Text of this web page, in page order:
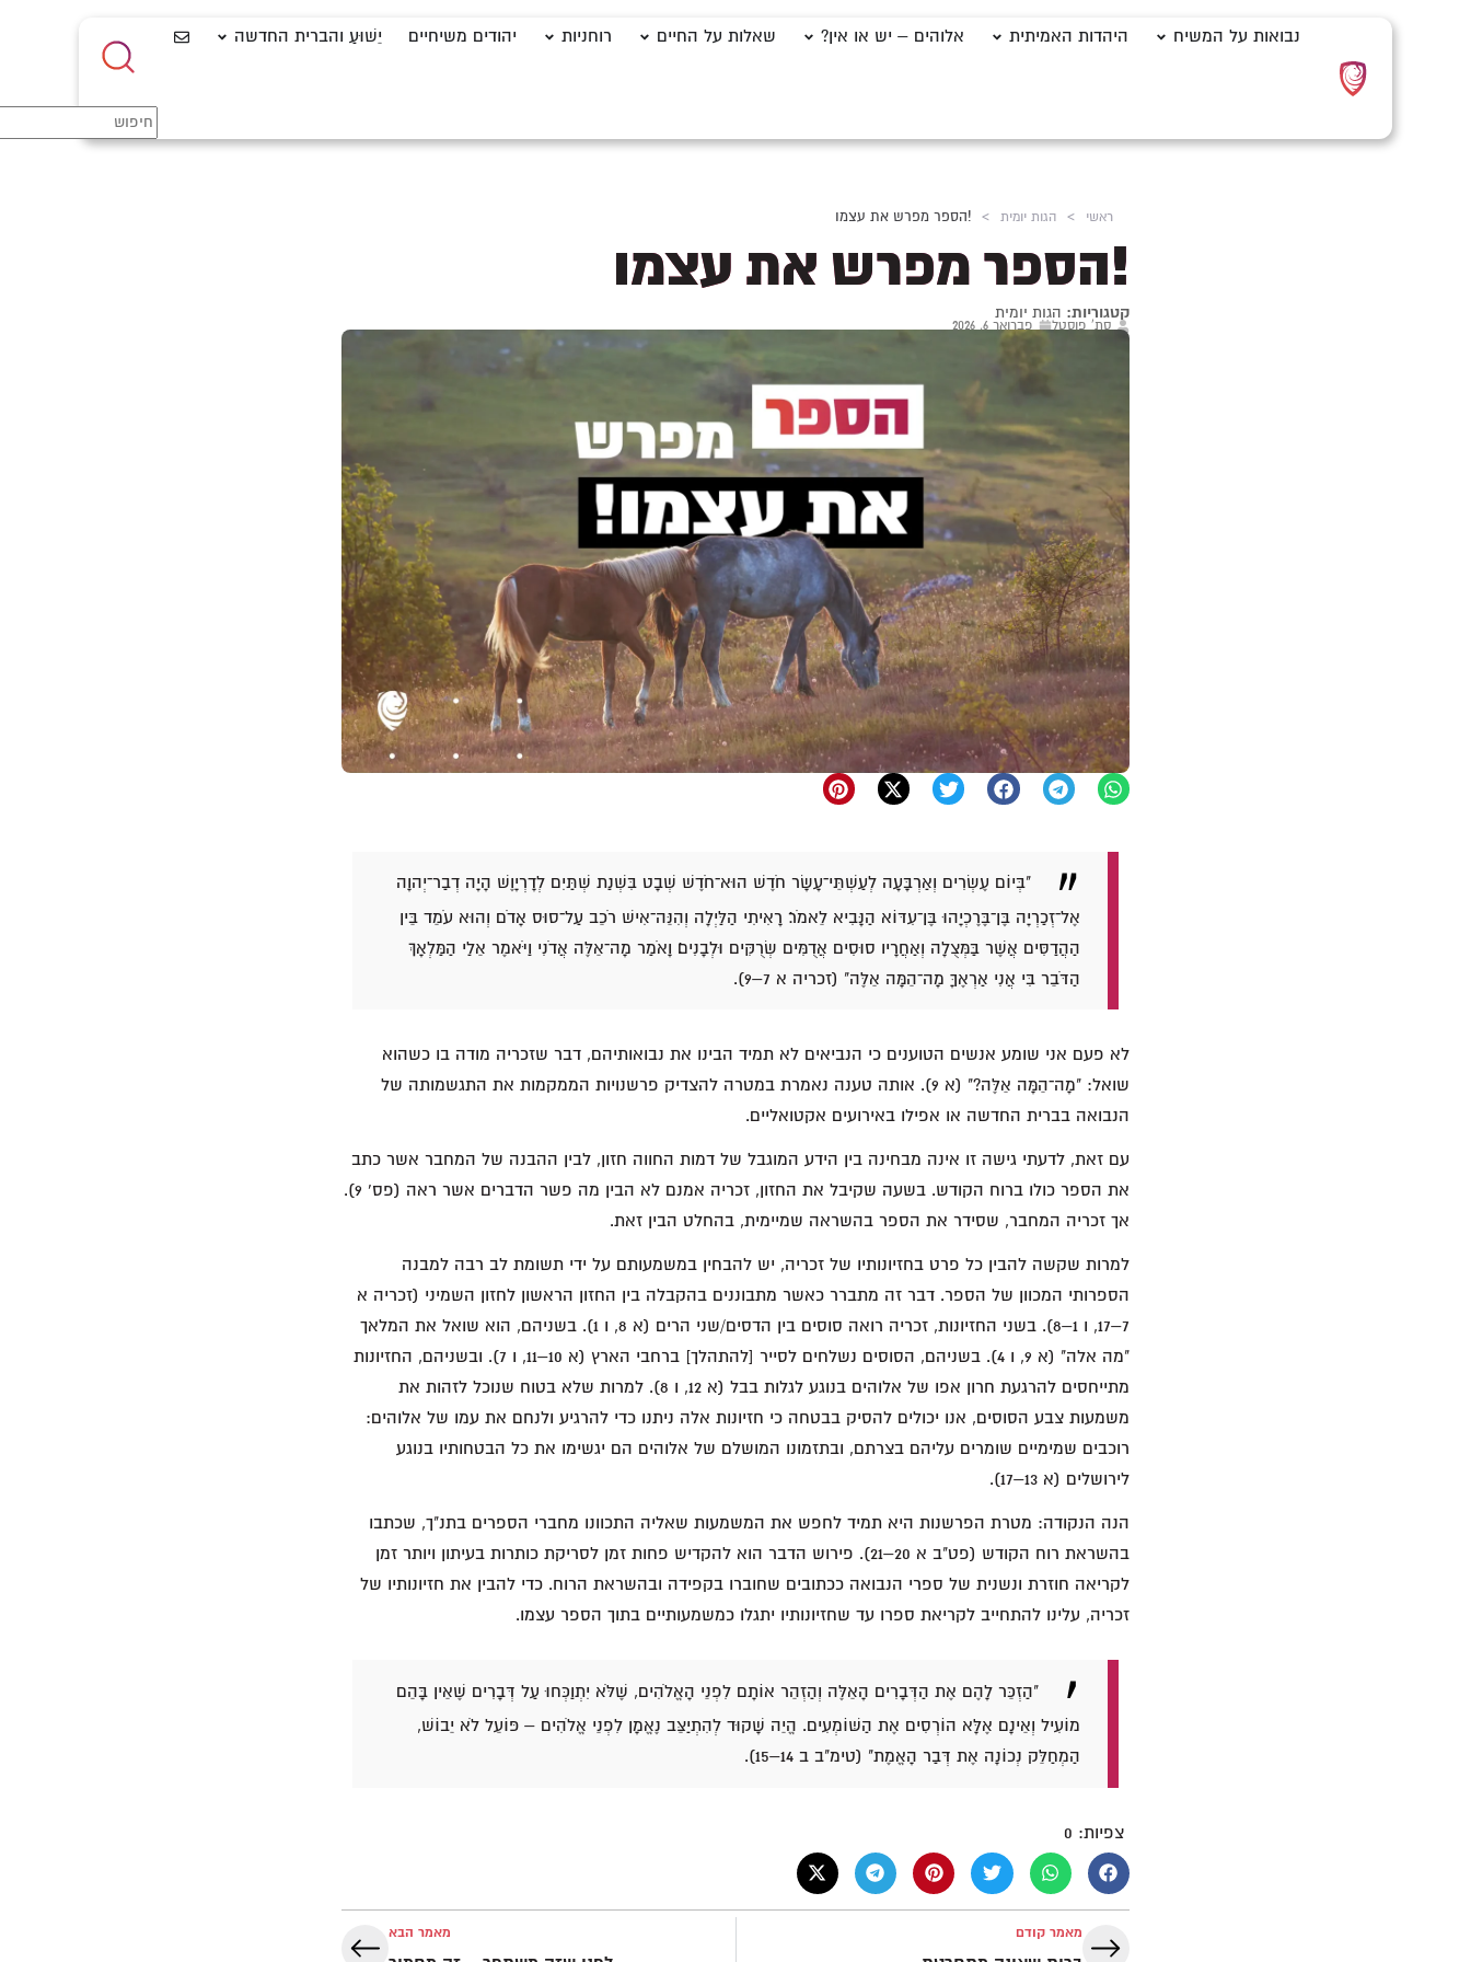
נבואות על המשיח היהדות האמיתית אלוהים – יש או אין? שאלות על החיים רוחניות יהודים משיחיים יֵשׁוּעַ והברית החדשה
ראשי > הגות יומית > !הספר מפרש את עצמו
!הספר מפרש את עצמו
קטגוריות: הגות יומית
סת' פוסטל פברואר 6, 2026
"בְּיוֹם עֶשְׂרִים וְאַרְבָּעָה לְעַשְׁתֵּי־עָשָׂר חֹדֶשׁ הוּא־חֹדֶשׁ שְׁבָט בִּשְׁנַת שְׁתַּיִם לְדָרְיָוֶשׁ הָיָה דְבַר־יְהוָה
אֶל־זְכַרְיָה בֶּן־בֶּרֶכְיָהוּ בֶּן־עִדּוֹא הַנָּבִיא לֵאמֹר׃ רָאִיתִי הַלַּיְלָה וְהִנֵּה־אִישׁ רֹכֵב עַל־סוּס אָדֹם וְהוּא עֹמֵד בֵּין
הַהֲדַסִּים אֲשֶׁר בַּמְּצֻלָה וְאַחֲרָיו סוּסִים אֲדֻמִּים שְׂרֻקִּים וּלְבָנִים׃ וָאֹמַר מָה־אֵלֶּה אֲדֹנִי וַיֹּאמֶר אֵלַי הַמַּלְאָךְ
הַדֹּבֵר בִּי אֲנִי אַרְאֶךָּ מָה־הֵמָּה אֵלֶּה" (זכריה א 7–9).
לא פעם אני שומע אנשים הטוענים כי הנביאים לא תמיד הבינו את נבואותיהם, דבר שזכריה מודה בו כשהוא
שואל: "מָה־הֵמָּה אֵלֶּה?" (א 9). אותה טענה נאמרת במטרה להצדיק פרשנויות הממקמות את התגשמותה של
הנבואה בברית החדשה או אפילו באירועים אקטואליים.
עם זאת, לדעתי גישה זו אינה מבחינה בין הידע המוגבל של דמות החווה חזון, לבין ההבנה של המחבר אשר כתב
את הספר כולו ברוח הקודש. בשעה שקיבל את החזון, זכריה אמנם לא הבין מה פשר הדברים אשר ראה (פס' 9).
אך זכריה המחבר, שסידר את הספר בהשראה שמיימית, בהחלט הבין זאת.
למרות שקשה להבין כל פרט בחזיונותיו של זכריה, יש להבחין במשמעותם על ידי תשומת לב רבה למבנה
הספרותי המכוון של הספר. דבר זה מתברר כאשר מתבוננים בהקבלה בין החזון הראשון לחזון השמיני (זכריה א
7–17, ו 1–8). בשני החזיונות, זכריה רואה סוסים בין הדסים/שני הרים (א 8, ו 1). בשניהם, הוא שואל את המלאך
"מה אלה" (א 9, ו 4). בשניהם, הסוסים נשלחים לסייר [להתהלך] ברחבי הארץ (א 10–11, ו 7). ובשניהם, החזיונות
מתייחסים להרגעת חרון אפו של אלוהים בנוגע לגלות בבל (א 12, ו 8). למרות שלא בטוח שנוכל לזהות את
משמעות צבע הסוסים, אנו יכולים להסיק בבטחה כי חזיונות אלה ניתנו כדי להרגיע ולנחם את עמו של אלוהים:
רוכבים שמימיים שומרים עליהם בצרתם, ובתזמונו המושלם של אלוהים הם יגשימו את כל הבטחותיו בנוגע
לירושלים (א 13–17).
הנה הנקודה: מטרת הפרשנות היא תמיד לחפש את המשמעות שאליה התכוונו מחברי הספרים בתנ"ך, שכתבו
בהשראת רוח הקודש (פט"ב א 20–21). פירוש הדבר הוא להקדיש פחות זמן לסריקת כותרות בעיתון ויותר זמן
לקריאה חוזרת ונשנית של ספרי הנבואה ככתובים שחוברו בקפידה ובהשראת הרוח. כדי להבין את חזיונותיו של
זכריה, עלינו להתחייב לקריאת ספרו עד שחזיונותיו יתגלו כמשמעותיים בתוך הספר עצמו.
"הַזְכֵּר לָהֶם אֶת הַדְּבָרִים הָאֵלֶּה וְהַזְהֵר אוֹתָם לִפְנֵי הָאֱלֹהִים, שֶׁלֹּא יִתְוַכְּחוּ עַל דְּבָרִים שֶׁאֵין בָּהֵם
מוֹעִיל וְאֵינָם אֶלָּא הוֹרְסִים אֶת הַשּׁוֹמְעִים. הֱיֵה שָׁקוּד לְהִתְיַצֵּב נֶאֱמָן לִפְנֵי אֱלֹהִים – פּוֹעֵל לֹא יֵבוֹשׁ,
הַמְחַלֵּק נְכוֹנָה אֶת דְּבַר הָאֱמֶת" (טימ"ב ב 14–15).
צפיות: 0
מאמר קודם מאמר הבא